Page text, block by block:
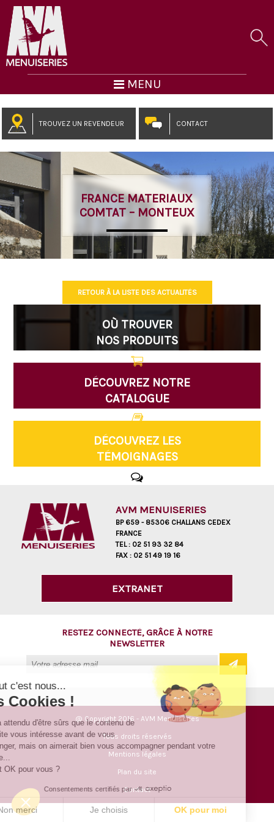
MENU
TROUVEZ UN REVENDEUR CONTACT
FRANCE MATERIAUX
COMTAT – MONTEUX
RETOUR À LA LISTE DES ACTUALITÉS
OÙ TROUVER
NOS PRODUITS
DÉCOUVREZ NOTRE
CATALOGUE
DÉCOUVREZ LES
TÉMOIGNAGES
AVM MENUISERIES
BP 659 - 85306 CHALLANS CEDEX
FRANCE
TEL : 02 51 93 32 84
FAX : 02 51 49 19 16
EXTRANET
RESTEZ CONNECTÉ, GRÂCE À NOTRE
NEWSLETTER
@ Copyright 2016 - AVM Menuiseries
Tous droits réservés
Mentions légales
Plan du site
Contact
Salut c'est nous...
les Cookies !
On a attendu d'être sûrs que le contenu de
ce site vous intéresse avant de vous
déranger, mais on aimerait bien vous accompagner pendant votre
C'est OK pour vous ?
Consentements certifiés par
Non merci Je choisis OK pour moi